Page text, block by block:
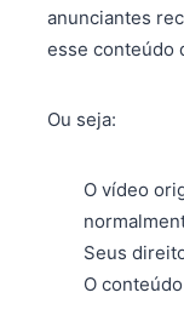
anunciantes
esse conteúdo
Ou seja:
O vídeo
Seus
O